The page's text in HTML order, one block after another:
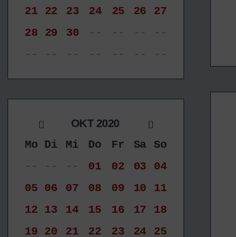
21
22 23 24 25 26
27
28
29 30 -- -- --
--
--
-- -- -- -- -- --
OKT 2020
Mo Di Mi Do Fr Sa
So
--
-- -- 01 02 03
04
05 06 07 08 09 10
11
12 13 14 15 16 17
18
19 20 21 22 23 24
25